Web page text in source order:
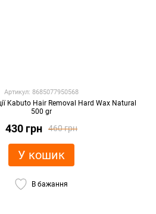
Артикул: 8685077950568
Kabuto Hair Removal Hard Wax Natural
500 gr
460 грн
430 грн
У кошик
В бажання